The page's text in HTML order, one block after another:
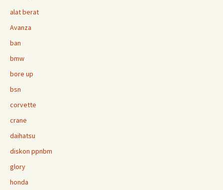
alat berat
Avanza
ban
bmw
bore up
bsn
corvette
crane
daihatsu
diskon ppnbm
glory
honda